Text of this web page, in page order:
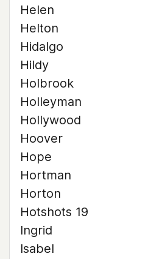
Helen
Helton
Hidalgo
Hildy
Holbrook
Holleyman
Hollywood
Hoover
Hope
Hortman
Horton
Hotshots 19
Ingrid
Isabel